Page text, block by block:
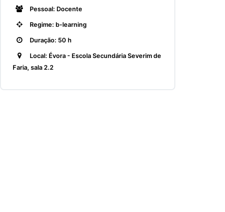
Pessoal: Docente
Regime: b-learning
Duração: 50 h
Local: Évora - Escola Secundária Severim de
Faria, sala 2.2